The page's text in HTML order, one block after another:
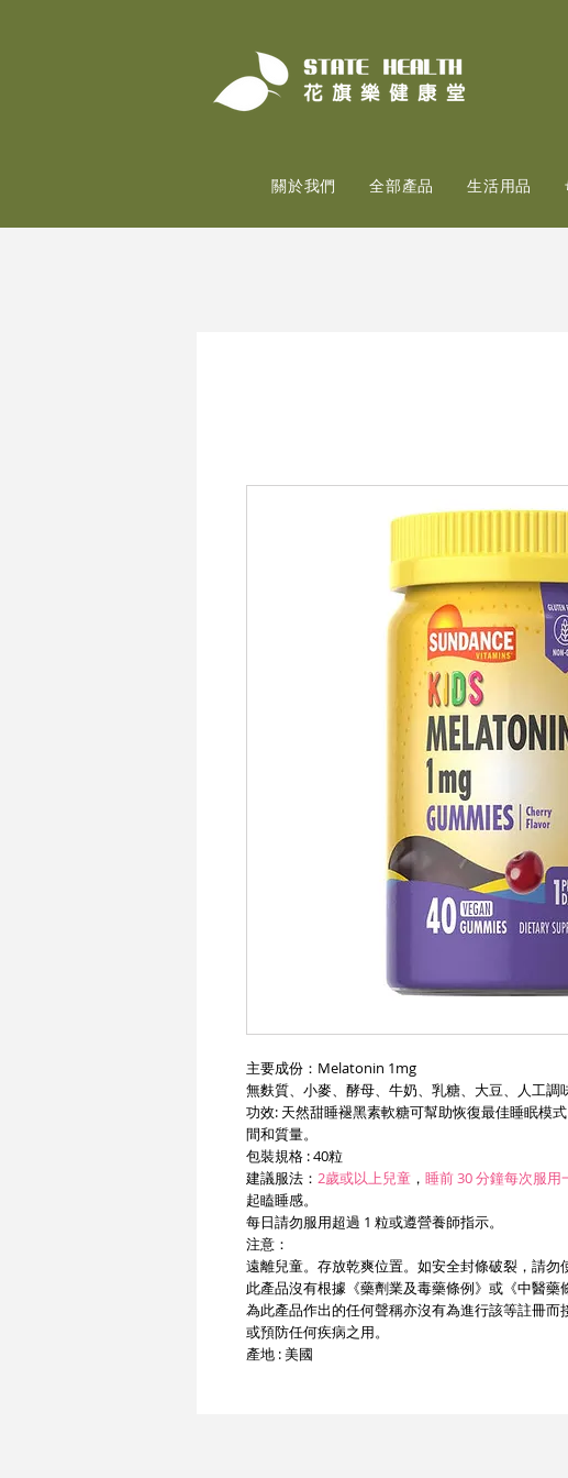
主要成份：Melatonin 1mg
無麩質、小麥、酵母、牛奶、乳糖、大豆、人工調
功效: 天然甜睡褪黑素軟糖可幫助恢復最佳睡眠模
間和質量。
包裝規格 : 40粒
建議服法： 2歲或以上兒童 ， 睡前 30 分鐘每次服用
起瞌睡感。
每日請勿服用超過 1 粒或遵營養師指示。
注意：
遠離兒童。存放乾爽位置。如安全封條破裂，請勿
此產品沒有根據《藥劑業及毒藥條例》或《中醫藥
為此產品作出的任何聲稱亦沒有為進行該等註冊
或預防任何疾病之用。
產地 : 美國
關於我們 全部產品 生活用品